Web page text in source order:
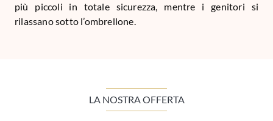
più piccoli in totale sicurezza, mentre i genitori si
rilassano sotto l’ombrellone.
LA NOSTRA OFFERTA